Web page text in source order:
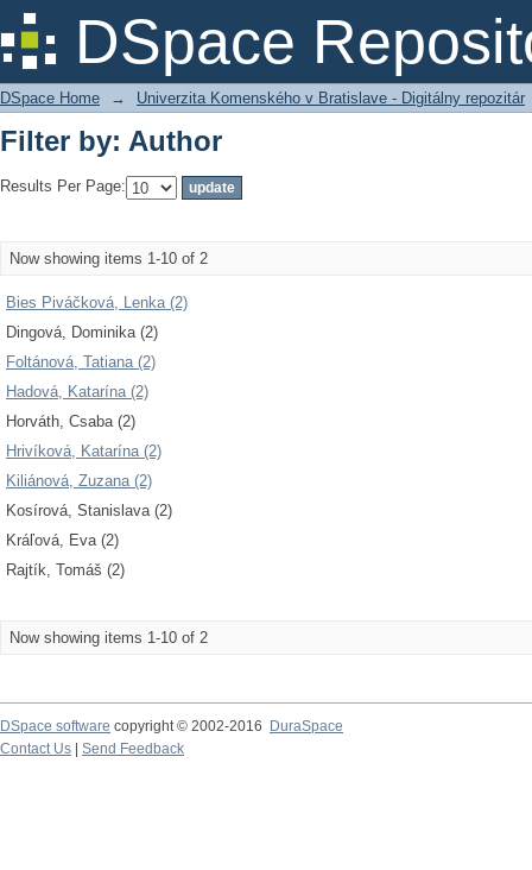
DSpace
Filter by: Author
DSpace Home → Univerzita Komenského v Bratislave - Digitálny repozitár
Filter by: Author
Results Per Page:
Now showing items 1-10 of 2
Bies Piváčková, Lenka (2)
Dingová, Dominika (2)
Foltánová, Tatiana (2)
Hadová, Katarína (2)
Horváth, Csaba (2)
Hrivíková, Katarína (2)
Kiliánová, Zuzana (2)
Kosírová, Stanislava (2)
Kráľová, Eva (2)
Rajtík, Tomáš (2)
Now showing items 1-10 of 2
DSpace software copyright © 2002-2016
DuraSpace
Contact Us
Send Feedback